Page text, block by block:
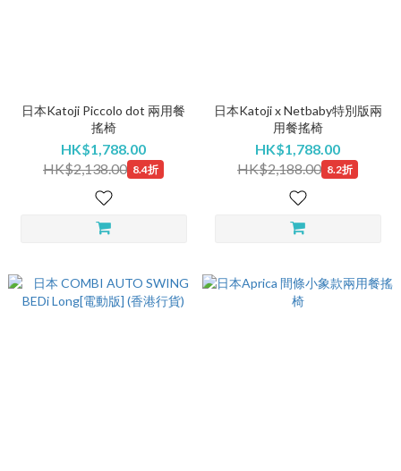
日本Katoji Piccolo dot 兩用餐
搖椅
HK$1,788.00
HK$2,138.00 8.4折
日本Katoji x Netbaby特別版兩
用餐搖椅
HK$1,788.00
HK$2,188.00 8.2折